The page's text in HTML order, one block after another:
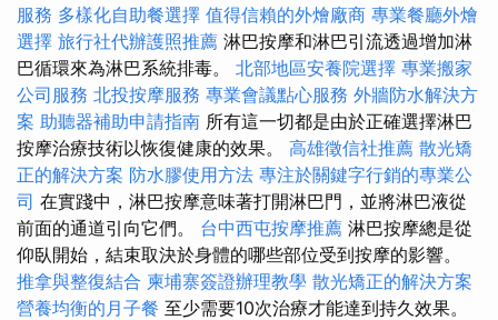
服務 多樣化自助餐選擇 值得信賴的外燴廠商 專業餐廳外燴
選擇 旅行社代辦護照推薦 淋巴按摩和淋巴引流透過增加淋
巴循環來為淋巴系統排毒。 北部地區安養院選擇 專業搬家
公司服務 北投按摩服務 專業會議點心服務 外牆防水解決方
案 助聽器補助申請指南 所有這一切都是由於正確選擇淋巴
按摩治療技術以恢復健康的效果。 高雄徵信社推薦 散光矯
正的解決方案 防水膠使用方法 專注於關鍵字行銷的專業公
司 在實踐中，淋巴按摩意味著打開淋巴門，並將淋巴液從
前面的通道引向它們。 台中西屯按摩推薦 淋巴按摩總是從
仰臥開始，結束取決於身體的哪些部位受到按摩的影響。
推拿與整復結合 柬埔寨簽證辦理教學 散光矯正的解決方案
營養均衡的月子餐 至少需要10次治療才能達到持久效果。